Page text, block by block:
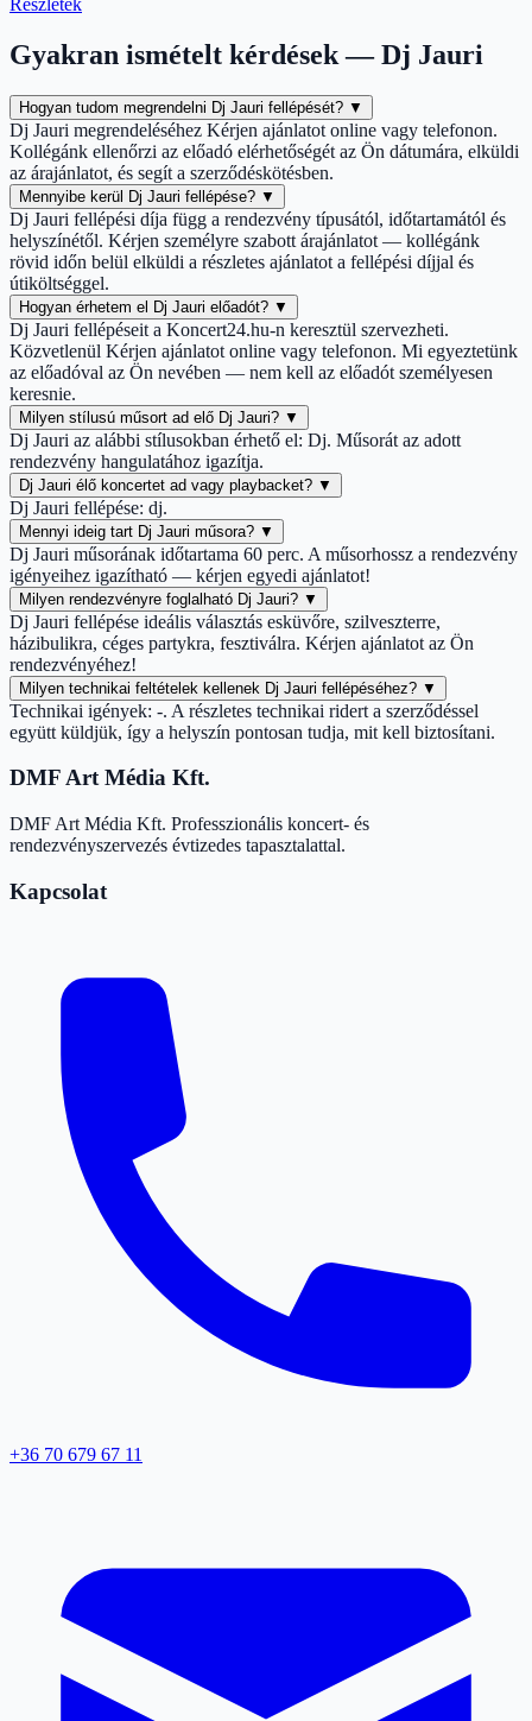
Gyakran ismételt kérdések — Dj Jauri
Hogyan tudom megrendelni Dj Jauri fellépését? ▼
Dj Jauri megrendeléséhez Kérjen ajánlatot online vagy telefonon.
Kollégánk ellenőrzi az előadó elérhetőségét az Ön dátumára, elküldi
az árajánlatot, és segít a szerződéskötésben.
Mennyibe kerül Dj Jauri fellépése? ▼
Dj Jauri fellépési díja függ a rendezvény típusától, időtartamától és
helyszínétől. Kérjen személyre szabott árajánlatot — kollégánk
rövid időn belül elküldi a részletes ajánlatot a fellépési díjjal és
útiköltséggel.
Hogyan érhetem el Dj Jauri előadót? ▼
Dj Jauri fellépéseit a Koncert24.hu-n keresztül szervezheti.
Közvetlenül Kérjen ajánlatot online vagy telefonon. Mi egyeztetünk
az előadóval az Ön nevében — nem kell az előadót személyesen
keresnie.
Milyen stílusú műsort ad elő Dj Jauri? ▼
Dj Jauri az alábbi stílusokban érhető el: Dj. Műsorát az adott
rendezvény hangulatához igazítja.
Dj Jauri élő koncertet ad vagy playbacket? ▼
Dj Jauri fellépése: dj.
Mennyi ideig tart Dj Jauri műsora? ▼
Dj Jauri műsorának időtartama 60 perc. A műsorhossz a rendezvény
igényeihez igazítható — kérjen egyedi ajánlatot!
Milyen rendezvényre foglalható Dj Jauri? ▼
Dj Jauri fellépése ideális választás esküvőre, szilveszterre,
házibulikra, céges partykra, fesztiválra. Kérjen ajánlatot az Ön
rendezvényéhez!
Milyen technikai feltételek kellenek Dj Jauri fellépéséhez? ▼
Technikai igények: -. A részletes technikai ridert a szerződéssel
együtt küldjük, így a helyszín pontosan tudja, mit kell biztosítani.
DMF Art Média Kft.
DMF Art Média Kft. Professzionális koncert- és
rendezvényszervezés évtizedes tapasztalattal.
Kapcsolat
+36 70 679 67 11